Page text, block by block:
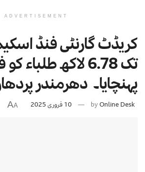
ADVERTISEMENT
تک 6.78 لاکھ طلباء
پہنچایا۔ دھرمندر
byOnline Desk 10 فروری 2025 A
A